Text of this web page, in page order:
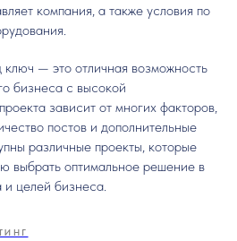
компания, а также условия по
— это отличная возможность
бизнеса с высокой
зависит от многих факторов,
постов и дополнительные
различные проекты, которые
выбрать оптимальное решение в
и целей бизнеса.